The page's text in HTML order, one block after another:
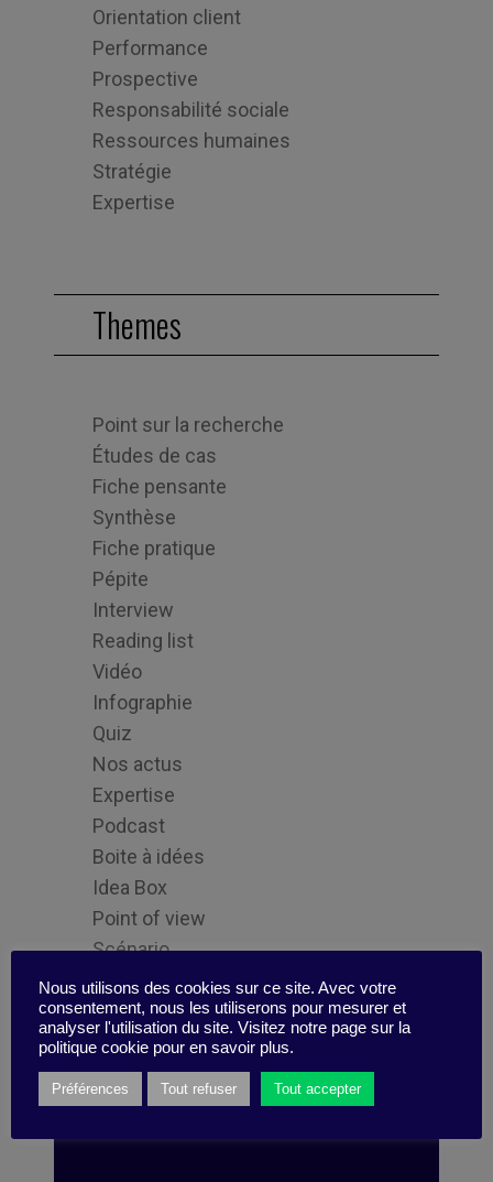
Orientation client
Performance
Prospective
Responsabilité sociale
Ressources humaines
Stratégie
Expertise
Themes
Point sur la recherche
Études de cas
Fiche pensante
Synthèse
Fiche pratique
Pépite
Interview
Reading list
Vidéo
Infographie
Quiz
Nos actus
Expertise
Podcast
Boite à idées
Idea Box
Point of view
Scénario
Tips
Nous utilisons des cookies sur ce site. Avec votre
consentement, nous les utiliserons pour mesurer et
analyser l'utilisation du site. Visitez notre page sur la
politique cookie pour en savoir plus.
Préférences Tout refuser Tout accepter